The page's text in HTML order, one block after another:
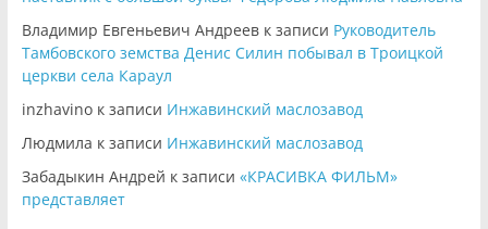
Владимир Евгеньевич Андреевк записи Руководитель
Тамбовского земства Денис Силин побывал в Троицкой
церкви села Караул
inzhavinoк записи Инжавинский маслозавод
Людмила к записи Инжавинский маслозавод
Забадыкин Андрей к записи «КРАСИВКА ФИЛЬМ»
представляет